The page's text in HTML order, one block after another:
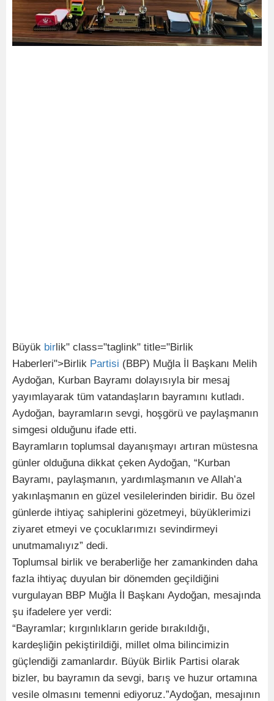
Büyük birlik" class="taglink" title="Birlik
Haberleri">Birlik Partisi (BBP) Muğla İl Başkanı Melih
Aydoğan, Kurban Bayramı dolayısıyla bir mesaj
yayımlayarak tüm vatandaşların bayramını kutladı.
Aydoğan, bayramların sevgi, hoşgörü ve paylaşmanın
simgesi olduğunu ifade etti.
Bayramların toplumsal dayanışmayı artıran müstesna
günler olduğuna dikkat çeken Aydoğan, “Kurban
Bayramı, paylaşmanın, yardımlaşmanın ve Allah’a
yakınlaşmanın en güzel vesilelerinden biridir. Bu özel
günlerde ihtiyaç sahiplerini gözetmeyi, büyüklerimizi
ziyaret etmeyi ve çocuklarımızı sevindirmeyi
unutmamalıyız” dedi.
Toplumsal birlik ve beraberliğe her zamankinden daha
fazla ihtiyaç duyulan bir dönemden geçildiğini
vurgulayan BBP Muğla İl Başkanı Aydoğan, mesajında
şu ifadelere yer verdi:
“Bayramlar; kırgınlıkların geride bırakıldığı,
kardeşliğin pekiştirildiği, millet olma bilincimizin
güçlendiği zamanlardır. Büyük Birlik Partisi olarak
bizler, bu bayramın da sevgi, barış ve huzur ortamına
vesile olmasını temenni ediyoruz.”Aydoğan, mesajının